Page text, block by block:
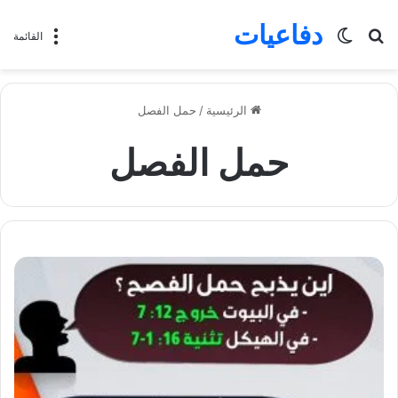
القائمة دفاعيات
بحث
الوضع
الرئيسية / حمل الفصل
حمل الفصل